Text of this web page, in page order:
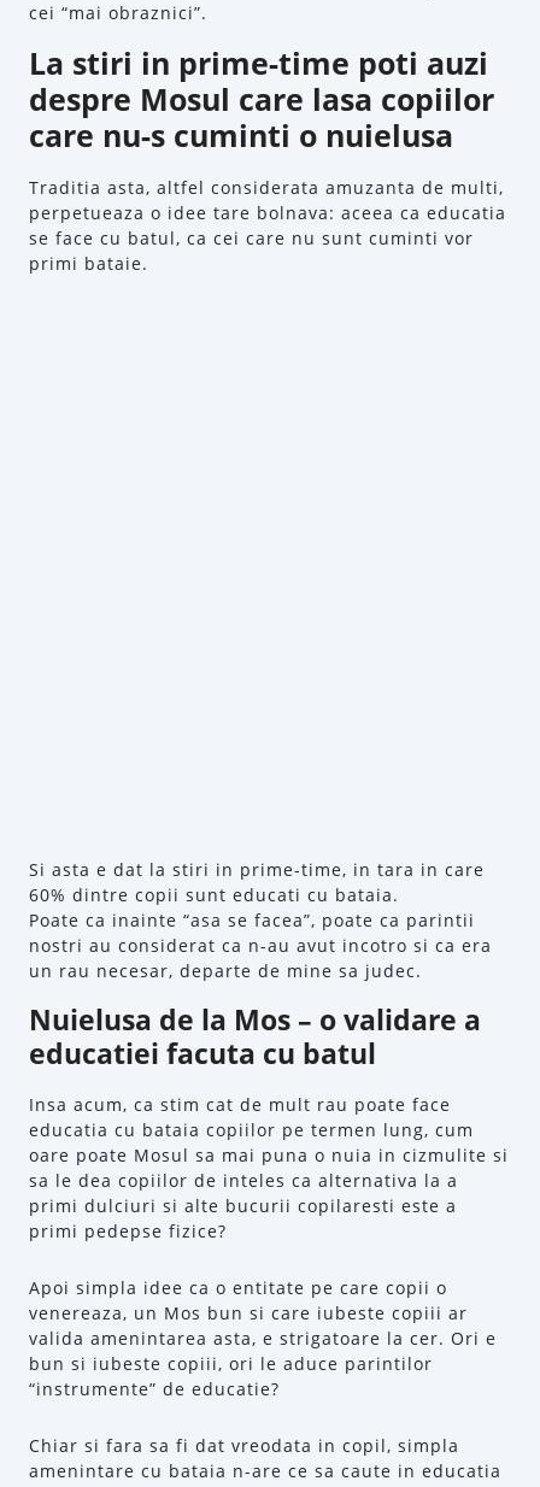
cei “mai obraznici”.
La stiri in prime-time poti auzi
despre Mosul care lasa copiilor
care nu-s cuminti o nuielusa
Traditia asta, altfel considerata amuzanta de multi,
perpetueaza o idee tare bolnava: aceea ca educatia
se face cu batul, ca cei care nu sunt cuminti vor
primi bataie.
Si asta e dat la stiri in prime-time, in tara in care
60% dintre copii sunt educati cu bataia.
Poate ca inainte “asa se facea”, poate ca parintii
nostri au considerat ca n-au avut incotro si ca era
un rau necesar, departe de mine sa judec.
Nuielusa de la Mos – o validare a
educatiei facuta cu batul
Insa acum, ca stim cat de mult rau poate face
educatia cu bataia copiilor pe termen lung, cum
oare poate Mosul sa mai puna o nuia in cizmulite si
sa le dea copiilor de inteles ca alternativa la a
primi dulciuri si alte bucurii copilaresti este a
primi pedepse fizice?
Apoi simpla idee ca o entitate pe care copii o
venereaza, un Mos bun si care iubeste copiii ar
valida amenintarea asta, e strigatoare la cer. Ori e
bun si iubeste copiii, ori le aduce parintilor
“instrumente” de educatie?
Chiar si fara sa fi dat vreodata in copil, simpla
amenintare cu bataia n-are ce sa caute in educatia